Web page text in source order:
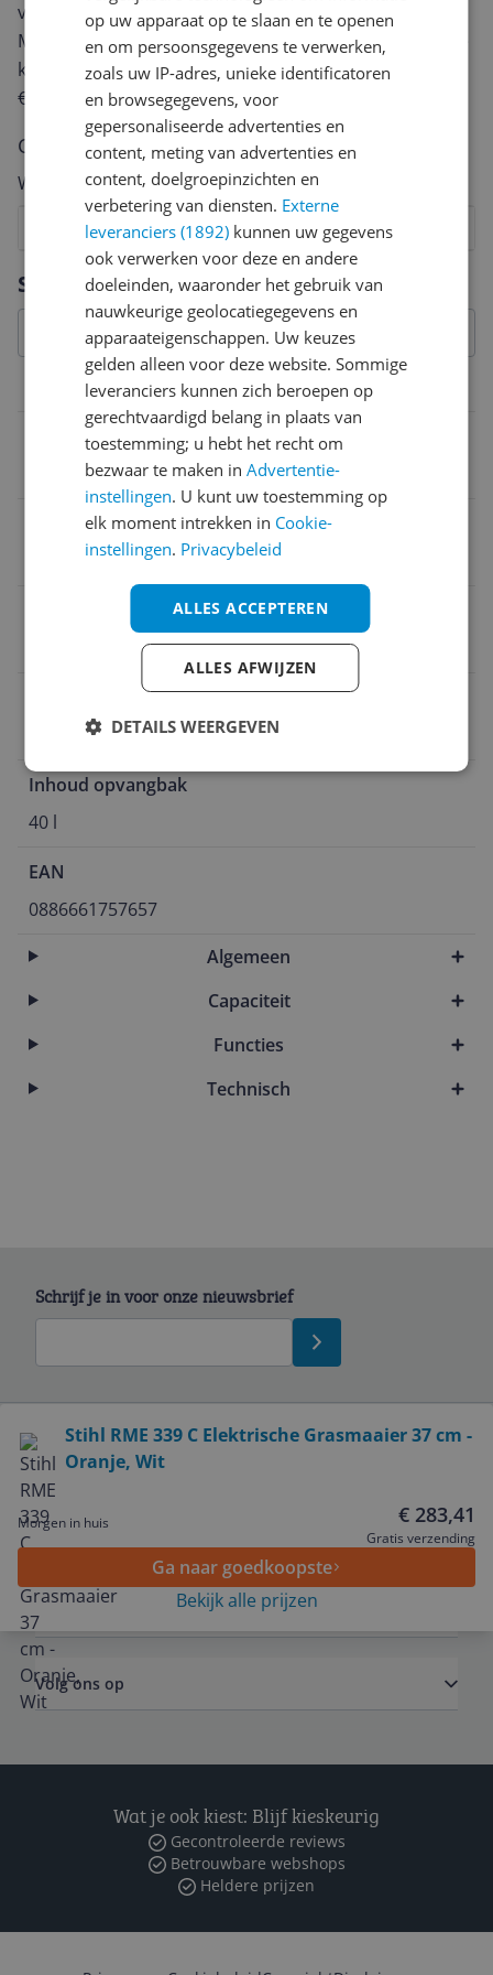
Specificaties
Belangrijkste kenmerken
Met opvangbak
Maaibreedte
Gazonoppervlakte
500.000.000 mm²
1.200 Hz
Inhoud opvangbak
40 l
EAN
0886661757657
Algemeen
Capaciteit
Functies
Technisch
van een review gemiddeld tussen de 3 en 10 minuten.
Met jouw mening help je andere bezoekers een betere
keuze te maken én maak je iedere maand kans op
€250,-!
Klik hier voor de actievoorwaarden.
Cijfer
Welk cijfer geef jij dit product?
8
7
6
5
4
3
2
Vraag 1 van 4
Stihl RME 339 C Elektrische Grasmaaier 37 cm -
Oranje, Wit
Morgen in huis € 283,41
Gratis verzending
Ga naar goedkoopste
Bekijk alle prijzen
Schrijf je in voor onze nieuwsbrief
Service
Algemeen
Volg ons op
Wat je ook kiest: Blijf kieskeurig
Gecontroleerde reviews
Betrouwbare webshops
Heldere prijzen
op uw apparaat op te slaan en te openen
en om persoonsgegevens te verwerken,
zoals uw IP-adres, unieke identificatoren
en browsegegevens, voor
gepersonaliseerde advertenties en
content, meting van advertenties en
content, doelgroepinzichten en
verbetering van diensten. Externe
leveranciers (1892) kunnen uw gegevens
ook verwerken voor deze en andere
doeleinden, waaronder het gebruik van
nauwkeurige geolocatiegegevens en
apparaateigenschappen. Uw keuzes
gelden alleen voor deze website. Sommige
leveranciers kunnen zich beroepen op
gerechtvaardigd belang in plaats van
toestemming; u hebt het recht om
bezwaar te maken inAdvertentie-
instellingen. U kunt uw toestemming op
elk moment intrekken in Cookie-
instellingen. Privacybeleid
ALLES ACCEPTEREN
ALLES AFWIJZEN
DETAILS WEERGEVEN